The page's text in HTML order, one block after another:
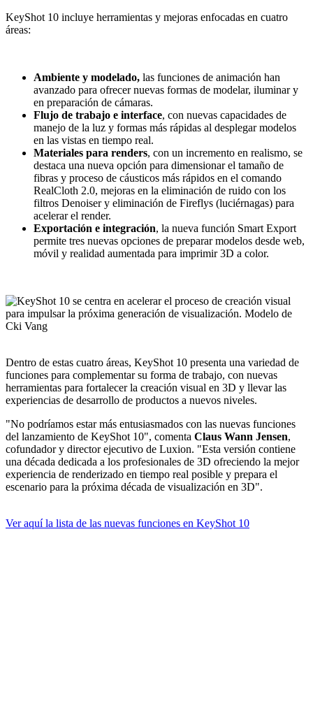
KeyShot 10 incluye herramientas y mejoras enfocadas en cuatro
áreas:
Ambiente y modelado, las funciones de animación han
avanzado para ofrecer nuevas formas de modelar, iluminar y
en preparación de cámaras.
Flujo de trabajo e interface, con nuevas capacidades de
manejo de la luz y formas más rápidas al desplegar modelos
en las vistas en tiempo real.
Materiales para renders, con un incremento en realismo, se
destaca una nueva opción para dimensionar el tamaño de
fibras y proceso de cáusticos más rápidos en el comando
RealCloth 2.0, mejoras en la eliminación de ruido con los
filtros Denoiser y eliminación de Fireflys (luciérnagas) para
acelerar el render.
Exportación e integración, la nueva función Smart Export
permite tres nuevas opciones de preparar modelos desde web,
móvil y realidad aumentada para imprimir 3D a color.
Dentro de estas cuatro áreas, KeyShot 10 presenta una variedad de
funciones para complementar su forma de trabajo, con nuevas
herramientas para fortalecer la creación visual en 3D y llevar las
experiencias de desarrollo de productos a nuevos niveles.
"No podríamos estar más entusiasmados con las nuevas funciones
del lanzamiento de KeyShot 10", comenta Claus Wann Jensen,
cofundador y director ejecutivo de Luxion. "Esta versión contiene
una década dedicada a los profesionales de 3D ofreciendo la mejor
experiencia de renderizado en tiempo real posible y prepara el
escenario para la próxima década de visualización en 3D".
Ver aquí la lista de las nuevas funciones en KeyShot 10